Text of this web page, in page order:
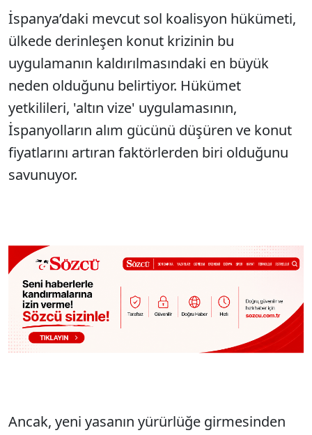
İspanya’daki mevcut sol koalisyon hükümeti,
ülkede derinleşen konut krizinin bu
uygulamanın kaldırılmasındaki en büyük
neden olduğunu belirtiyor. Hükümet
yetkilileri, 'altın vize' uygulamasının,
İspanyolların alım gücünü düşüren ve konut
fiyatlarını artıran faktörlerden biri olduğunu
savunuyor.
Ancak, yeni yasanın yürürlüğe girmesinden